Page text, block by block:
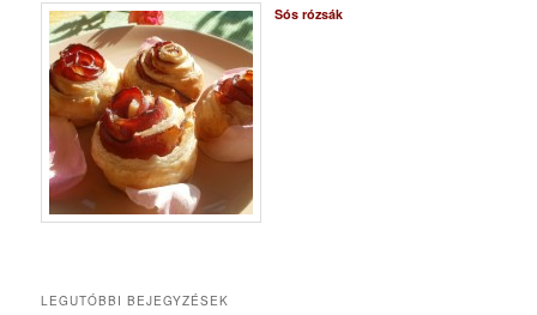
Sós rózsák
LEGUTÓBBI BEJEGYZÉSEK